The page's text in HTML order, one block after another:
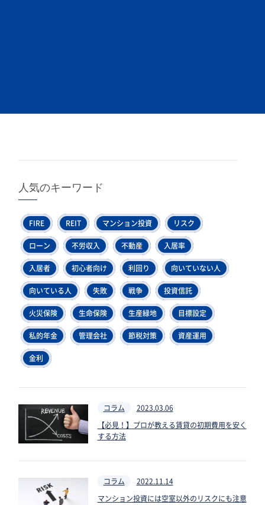
人気のキーワード
FIRE REIT マンション投資 リスク
ローン 不労収入 不動産 入居率
入居者 初心者向け 利回り 向いていない人
向いている人 失敗 戦争 投資信託
火災保険 生命保険 生産緑地 目標設定
私的年金 管理会社 節税対策 資産運用
金利
コラム 2023.03.06
【必見！】プロが教える賃貸の初期費用を安く
する方法
コラム 2022.11.14
マンション投資には空室以外のリスクにも注意